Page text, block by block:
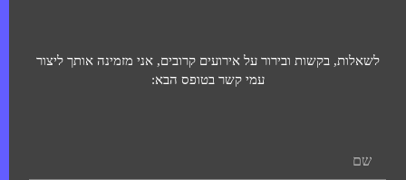
לשאלות, בקשות ובירור על אירועים קרובים, אני מזמינה אותך ליצור
עמי קשר בטופס הבא: